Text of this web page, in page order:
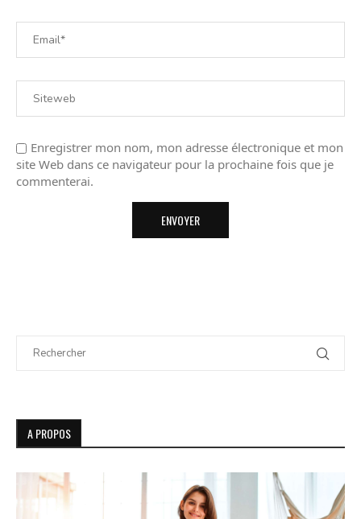
Enregistrer mon nom, mon adresse électronique et mon
site Web dans ce navigateur pour la prochaine fois que je
commenterai.
A PROPOS